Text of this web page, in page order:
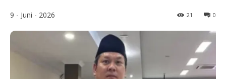
9 - Juni - 2026 0
21